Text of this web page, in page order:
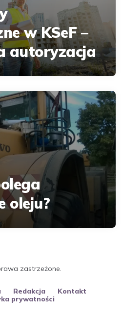
w KSeF –
autoryzacja
oleju?
zastrzeżone.
Redakcja
Kontakt
prywatności